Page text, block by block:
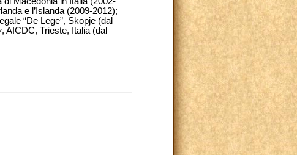
e l’Islanda (2009-2012);
“De Lege”, Skopje (dal
, AICDC, Trieste, Italia (dal